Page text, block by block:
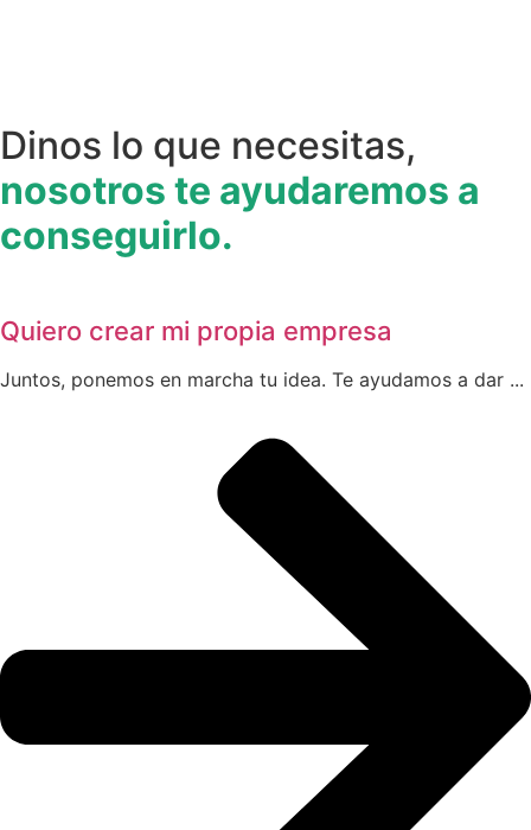
Dinos lo que necesitas,
nosotros te ayudaremos a
conseguirlo.
Quiero crear mi propia empresa
Juntos, ponemos en marcha tu idea. Te ayudamos a dar ...